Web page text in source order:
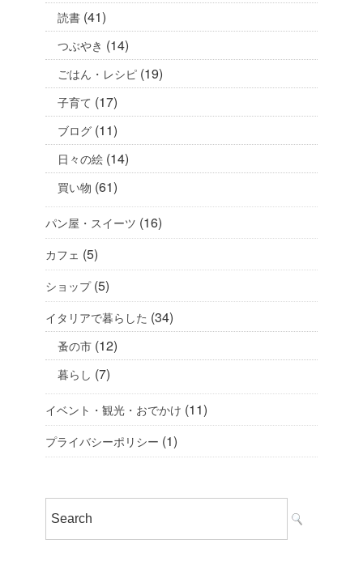
読書 (41)
つぶやき (14)
ごはん・レシピ (19)
子育て (17)
ブログ (11)
日々の絵 (14)
買い物 (61)
パン屋・スイーツ (16)
カフェ (5)
ショップ(5)
イタリアで暮らした (34)
蚤の市 (12)
暮らし (7)
イベント・観光・おでかけ (11)
プライバシーポリシー (1)